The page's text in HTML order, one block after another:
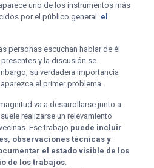
uno de los instrumentos más
por el público general: el
personas escuchan hablar de él
y la discusión se
su verdadera importancia
el primer problema.
va a desarrollarse junto a
realizarse un relevamiento
Ese trabajo puede incluir
observaciones técnicas y
el estado visible de los
de los trabajos.